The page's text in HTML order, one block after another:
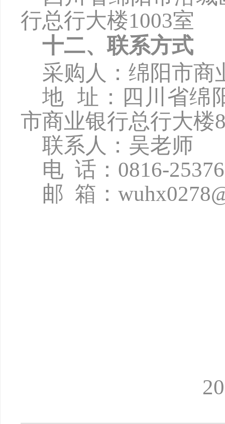
行总行大楼1003室
十二、联系方式
采购人：绵阳市商
地 址：四川省绵
市商业银行总行大楼
联系人：吴老师
电 话： 0816-
邮 箱：
2026年5